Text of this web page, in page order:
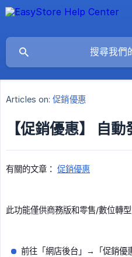
Articles on: 促銷優惠
【促銷優惠】 自
有關的文章： 促銷優惠
此功能僅供商務版和零售/數位轉
前往「網店後台」→「促銷